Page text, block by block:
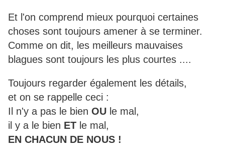
Et l'on comprend mieux pourquoi certaines
choses sont toujours amener à se terminer.
Comme on dit, les meilleurs mauvaises
blagues sont toujours les plus courtes ....
Toujours regarder également les détails,
et on se rappelle ceci :
Il n'y a pas le bien OU le mal,
il y a le bien ET le mal,
EN CHACUN DE NOUS !